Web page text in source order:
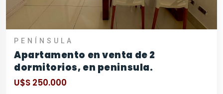
PENÍNSULA
Apartamento en venta de 2
dormitorios, en peninsula.
U$S 250.000